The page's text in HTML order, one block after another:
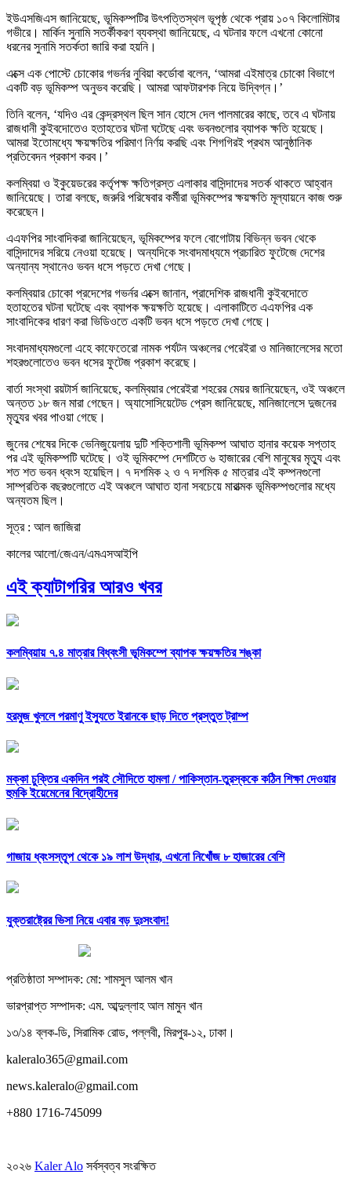
ইউএসজিএস জানিয়েছে, ভূমিকম্পটির উৎপত্তিস্থল ভূপৃষ্ঠ থেকে প্রায় ১০৭ কিলোমিটার
গভীরে। মার্কিন সুনামি সতর্কীকরণ ব্যবস্থা জানিয়েছে, এ ঘটনার ফলে এখনো কোনো
ধরনের সুনামি সতর্কতা জারি করা হয়নি।
এক্সে এক পোস্টে চোকোর গভর্নর নুবিয়া কর্ডোবা বলেন, ‘আমরা এইমাত্র চোকো বিভাগে
একটি বড় ভূমিকম্প অনুভব করেছি। আমরা আফটারশক নিয়ে উদ্বিগ্ন।’
তিনি বলেন, ‘যদিও এর কেন্দ্রস্থল ছিল সান হোসে দেল পালমারের কাছে, তবে এ ঘটনায়
রাজধানী কুইবদোতেও হতাহতের ঘটনা ঘটেছে এবং ভবনগুলোর ব্যাপক ক্ষতি হয়েছে।
আমরা ইতোমধ্যে ক্ষয়ক্ষতির পরিমাণ নির্ণয় করছি এবং শিগগিরই প্রথম আনুষ্ঠানিক
প্রতিবেদন প্রকাশ করব।’
কলম্বিয়া ও ইকুয়েডরের কর্তৃপক্ষ ক্ষতিগ্রস্ত এলাকার বাসিন্দাদের সতর্ক থাকতে আহ্বান
জানিয়েছে। তারা বলছে, জরুরি পরিষেবার কর্মীরা ভূমিকম্পের ক্ষয়ক্ষতি মূল্যায়নে কাজ শুরু
করেছেন।
এএফপির সাংবাদিকরা জানিয়েছেন, ভূমিকম্পের ফলে বোগোটায় বিভিন্ন ভবন থেকে
বাসিন্দাদের সরিয়ে নেওয়া হয়েছে। অন্যদিকে সংবাদমাধ্যমে প্রচারিত ফুটেজে দেশের
অন্যান্য স্থানেও ভবন ধসে পড়তে দেখা গেছে।
কলম্বিয়ার চোকো প্রদেশের গভর্নর এক্সে জানান, প্রাদেশিক রাজধানী কুইবদোতে
হতাহতের ঘটনা ঘটেছে এবং ব্যাপক ক্ষয়ক্ষতি হয়েছে। এলাকাটিতে এএফপির এক
সাংবাদিকের ধারণ করা ভিডিওতে একটি ভবন ধসে পড়তে দেখা গেছে।
সংবাদমাধ্যমগুলো এহে কাফেতেরো নামক পর্যটন অঞ্চলের পেরেইরা ও মানিজালেসের মতো
শহরগুলোতেও ভবন ধসের ফুটেজ প্রকাশ করেছে।
বার্তা সংস্থা রয়টার্স জানিয়েছে, কলম্বিয়ার পেরেইরা শহরের মেয়র জানিয়েছেন, ওই অঞ্চলে
অন্তত ১৮ জন মারা গেছেন। অ্যাসোসিয়েটেড প্রেস জানিয়েছে, মানিজালেসে দুজনের
মৃত্যুর খবর পাওয়া গেছে।
জুনের শেষের দিকে ভেনিজুয়েলায় দুটি শক্তিশালী ভূমিকম্প আঘাত হানার কয়েক সপ্তাহ
পর এই ভূমিকম্পটি ঘটেছে। ওই ভূমিকম্পে দেশটিতে ৬ হাজারের বেশি মানুষের মৃত্যু এবং
শত শত ভবন ধ্বংস হয়েছিল। ৭ দশমিক ২ ও ৭ দশমিক ৫ মাত্রার এই কম্পনগুলো
সাম্প্রতিক বছরগুলোতে এই অঞ্চলে আঘাত হানা সবচেয়ে মারাত্মক ভূমিকম্পগুলোর মধ্যে
অন্যতম ছিল।
সূত্র : আল জাজিরা
কালের আলো/জেএন/এমএসআইপি
এই ক্যাটাগরির আরও খবর
কলম্বিয়ায় ৭.৪ মাত্রার বিধ্বংসী ভূমিকম্পে ব্যাপক ক্ষয়ক্ষতির শঙ্কা
হরমুজ খুললে পরমাণু ইস্যুতে ইরানকে ছাড় দিতে প্রস্তুত ট্রাম্প
মক্কা চুক্তির একদিন পরই সৌদিতে হামলা /পাকিস্তান-তুরস্ককে কঠিন শিক্ষা দেওয়ার
হুমকি ইয়েমেনের বিদ্রোহীদের
গাজায় ধ্বংসস্তূপ থেকে ১৯ লাশ উদ্ধার, এখনো নিখোঁজ ৮ হাজারের বেশি
যুক্তরাষ্ট্রের ভিসা নিয়ে এবার বড় দুঃসংবাদ!
প্রতিষ্ঠাতা সম্পাদক: মো: শামসুল আলম খান
ভারপ্রাপ্ত সম্পাদক: এম. আব্দুল্লাহ আল মামুন খান
১৩/১৪ ব্লক-ডি, সিরামিক রোড, পল্লবী, মিরপুর-১২, ঢাকা।
kaleralo365@gmail.com
news.kaleralo@gmail.com
+880 1716-745099
২০২৬ Kaler Alo সর্বস্বত্ব সংরক্ষিত